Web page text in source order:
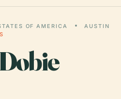
OF AMERICA
AUSTIN